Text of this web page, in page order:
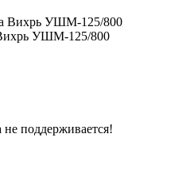
УШМ-125/800
поддерживается!